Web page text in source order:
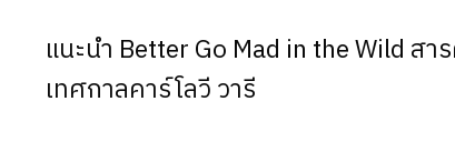
แนะนำ Better Go Mad in the Wild ส
เทศกาลคาร์โลวี วารี